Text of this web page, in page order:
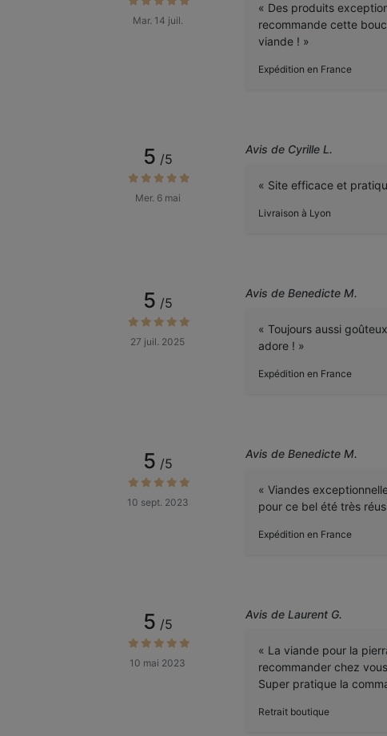
Mar. 14 juil.
« Des produits
recommande cette
viande ! »
Expédition en France
5 /5
Mer. 6 mai
Avis de Cyrille L.
« Site efficace et
Livraison à Lyon
5 /5
27 juil. 2025
Avis de Benedicte M.
« Toujours aussi
adore ! »
Expédition en France
5 /5
10 sept. 2023
Avis de Benedicte M.
« Viandes
pour ce bel été très
Expédition en France
5 /5
10 mai 2023
Avis de Laurent G.
« La viande pour la
recommander chez
Super pratique la
Retrait boutique